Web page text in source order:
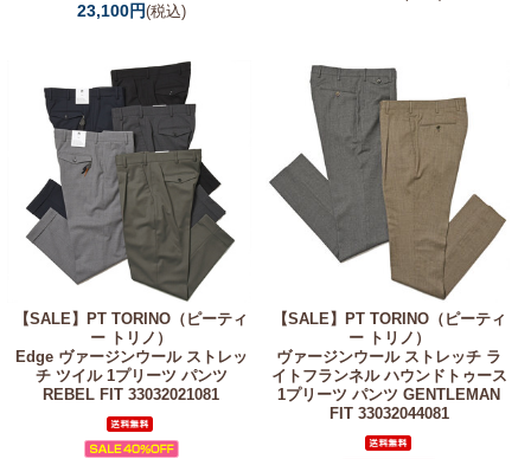
23,100円(税込)
【SALE】
PT TORINO（ピーティ
ー トリノ）
Edge ヴァージンウール ストレッ
チ ツイル 1プリーツ パンツ
REBEL FIT 33032021081
【SALE】
PT TORINO（ピーティ
ー トリノ）
ヴァージンウール ストレッチ ラ
イトフランネル ハウンドトゥース
1プリーツ パンツ GENTLEMAN
FIT 33032044081